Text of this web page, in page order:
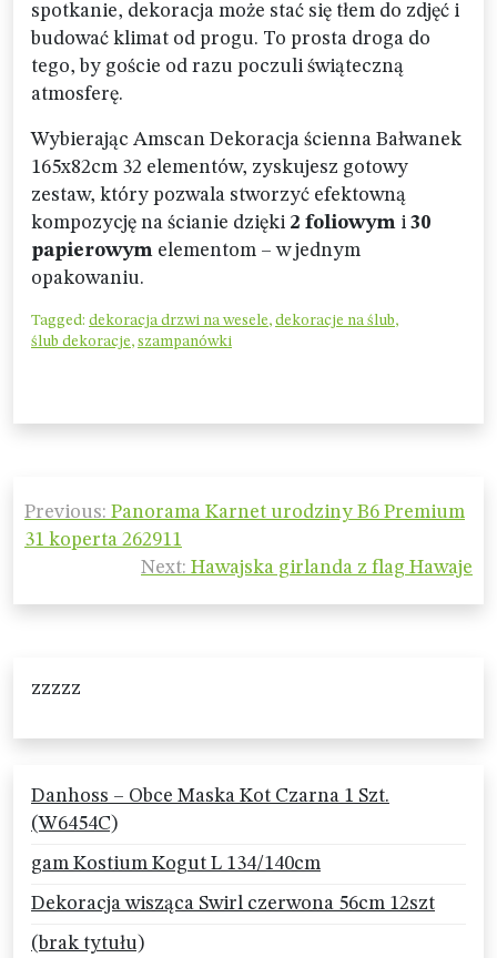
spotkanie, dekoracja może stać się tłem do zdjęć i
budować klimat od progu. To prosta droga do
tego, by goście od razu poczuli świąteczną
atmosferę.
Wybierając Amscan Dekoracja ścienna Bałwanek
165x82cm 32 elementów, zyskujesz gotowy
zestaw, który pozwala stworzyć efektowną
kompozycję na ścianie dzięki 2 foliowym i 30
papierowym elementom – w jednym
opakowaniu.
Tagged: dekoracja drzwi na wesele, dekoracje na ślub,
ślub dekoracje, szampanówki
Nawigacja
wpisu
Previous: Panorama Karnet urodziny B6 Premium
31 koperta 262911
Next: Hawajska girlanda z flag Hawaje
zzzzz
Danhoss – Obce Maska Kot Czarna 1 Szt.
(W6454C)
gam Kostium Kogut L 134/140cm
Dekoracja wisząca Swirl czerwona 56cm 12szt
(brak tytułu)